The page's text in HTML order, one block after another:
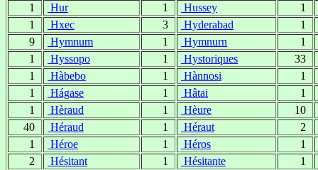
1 Hur 1 Hussey
1
1
Hxec 3 Hyderabad
1
9
Hymnum 1 Hymnurn
1
1
Hyssopo 1 Hystoriques
33
1
Hàbebo 1 Hànnosi
1
1
Hágase 1 Hâtai
1
1
Hèraud 1 Hèure
10
40
Héraud 1 Héraut
2
1
Héroe 1 Héros
1
2
Hésitant 1 Hésitante
1